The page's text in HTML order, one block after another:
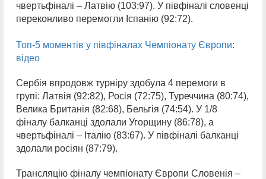
чвертьфіналі – Латвію (103:97). У півфіналі словенці
переконливо перемогли Іспанію (92:72).
Топ-5 моментів у півфіналах Чемпіонату Європи:
відео
Сербія впродовж турніру здобула 4 перемоги в
групі: Латвія (92:82), Росія (72:75), Туреччина (80:74),
Велика Британія (82:68), Бельгія (74:54). У 1/8
фіналу балканці здолали Угорщину (86:78), а
чвертьфіналі – Італію (83:67). У півфіналі балканці
здолали росіян (87:79).
Трансляцію фіналу чемпіонату Європи Словенія –